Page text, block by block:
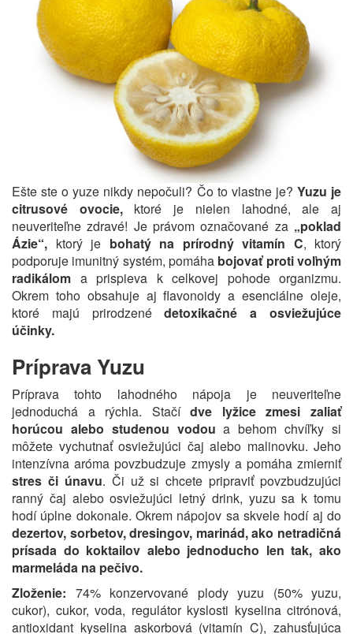
Ešte ste o yuze nikdy nepočuli? Čo to vlastne je? Yuzu je
citrusové ovocie,ktoré je nielen lahodné, ale aj
neuveriteľne zdravé! Je právom označované za„poklad
Ázie“, ktorý je bohatý na prírodný vitamín C, ktorý
podporuje imunitný systém, pomáha bojovať proti voľným
radikálom a prispieva k celkovej pohode organizmu.
Okrem toho obsahuje aj flavonoidy a esenciálne oleje,
ktoré majú prirodzenédetoxikačné a osviežujúce
účinky.
Príprava Yuzu
Príprava tohto lahodného nápoja je neuveriteľne
jednoduchá a rýchla. Stačídve lyžice zmesi zaliať
horúcou alebo studenou vodou a behom chvíľky si
môžete vychutnať osviežujúci čaj alebo malinovku. Jeho
intenzívna aróma povzbudzuje zmysly a pomáha zmierniť
stres či únavu. Či už si chcete pripraviť povzbudzujúci
ranný čaj alebo osviežujúci letný drink, yuzu sa k tomu
hodí úplne dokonale. Okrem nápojov sa skvele hodí aj do
dezertov, sorbetov, dresingov, marinád, ako netradičná
prísada do koktailov alebo jednoducho len tak, ako
marmeláda na pečivo.
Zloženie: 74% konzervované plody yuzu (50% yuzu,
cukor), cukor, voda, regulátor kyslosti kyselina citrónová,
antioxidant kyselina askorbová (vitamín C), zahusťujúca